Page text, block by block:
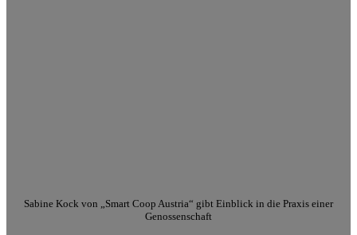
Sabine Kock von „Smart Coop Austria“ gibt Einblick in die Praxis einer
Genossenschaft